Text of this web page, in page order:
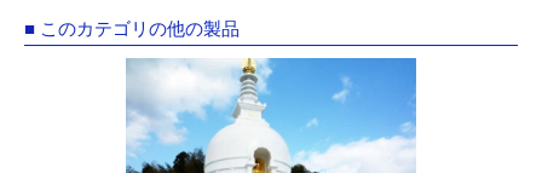
■ このカテゴリの他の製品